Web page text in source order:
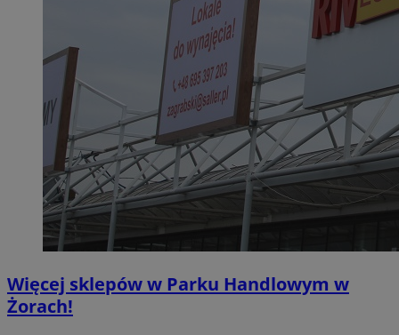
Więcej sklepów w Parku Handlowym w
Żorach!